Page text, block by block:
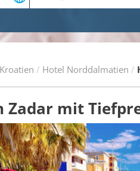
Hotel Norddalmatien
Zadar mit